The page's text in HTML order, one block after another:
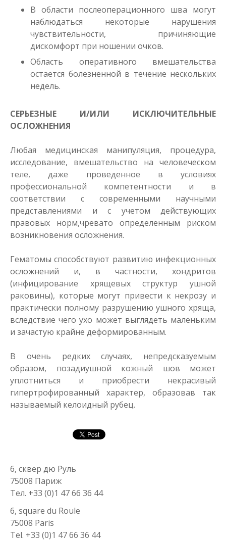
В области послеоперационного шва могут
наблюдаться некоторые нарушения
чувствительности, причиняющие
дискомфорт при ношении очков.
Область оперативного вмешательства
остается болезненной в течение нескольких
недель.
СЕРЬЕЗНЫЕ И/ИЛИ ИСКЛЮЧИТЕЛЬНЫЕ
ОСЛОЖНЕНИЯ
Любая медицинская манипуляция, процедура,
исследование, вмешательство на человеческом
теле, даже проведенное в условиях
профессиональной компетентности и в
соответствии с современными научными
представлениями и с учетом действующих
правовых норм,чревато определенным риском
возникновения осложнения.
Гематомы способствуют развитию инфекционных
осложнений и, в частности, хондритов
(инфицирование хрящевых структур ушной
раковины), которые могут привести к некрозу и
практически полному разрушению ушного хряща,
вследствие чего ухо может выглядеть маленьким
и зачастую крайне деформированным.
В очень редких случаях, непредсказуемым
образом, позадиушной кожный шов может
уплотниться и приобрести некрасивый
гипертрофированный характер, образовав так
называемый келоидный рубец.
6, сквер дю Руль
75008 Париж
Тел. +33 (0)1 47 66 36 44
6, square du Roule
75008 Paris
Tel. +33 (0)1 47 66 36 44